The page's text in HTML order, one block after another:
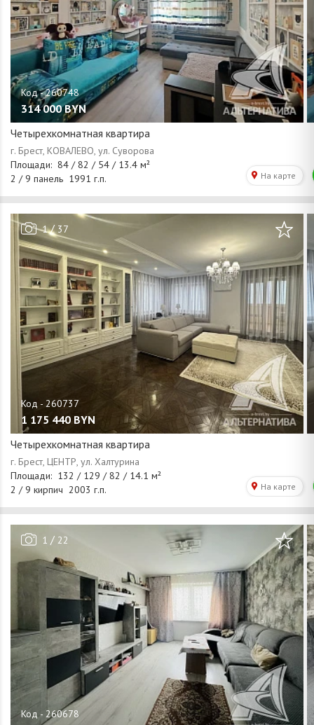
314 000 BYN
Четырехкомнатная квартира
1/37
1 175 440 BYN
Четырехкомнатная квартира
1 / 22